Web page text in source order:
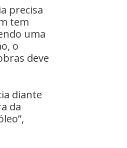
precisa
tem
uma
o
deve
diante
da